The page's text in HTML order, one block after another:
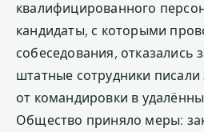
квалифицированного
кандидаты, с которыми
собеседования, отказались
штатные сотрудники писали
от командировки в
Общество приняло меры: